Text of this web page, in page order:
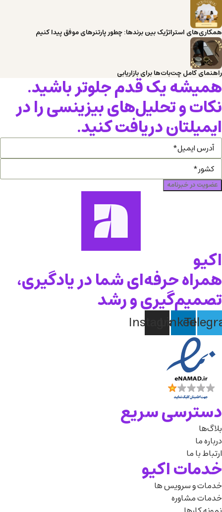
همکاری‌های استراتژیک بین برندها: چطور پارتنرهای موفق پیدا کنیم
راهنمای کامل چت‌بات‌ها برای بازاریابی
همیشه یک قدم جلوتر باشید.
نکات و تحلیل‌های بیزینسی را در
ایمیلتان دریافت کنید.
عضویت در خبرنامه
اکیو
همراه حرفه‌ای شما در یادگیری،
تصمیم‌گیری و رشد
Linkedin
Instagram
دسترسی سریع
بلاگ‌ها
درباره‌ ما
ارتباط با ما
خدمات اکیو
خدمات و سرویس ها
خدمات مشاوره